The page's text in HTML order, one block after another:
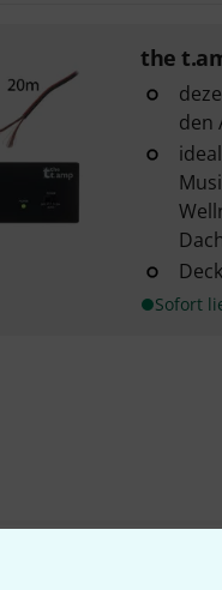
the
den
Sofort